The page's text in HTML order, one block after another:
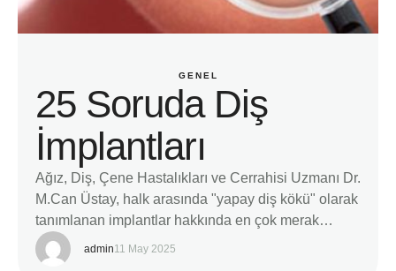
GENEL
25 Soruda Diş
İmplantları
Ağız, Diş, Çene Hastalıkları ve Cerrahisi Uzmanı Dr.
M.Can Üstay, halk arasında "yapay diş kökü" olarak
tanımlanan implantlar hakkında en çok merak
edilen soruları yanıtladı. İmplantların diş
eksikliklerinin giderilmesinde pek çok avantajı
admin11 May 2025